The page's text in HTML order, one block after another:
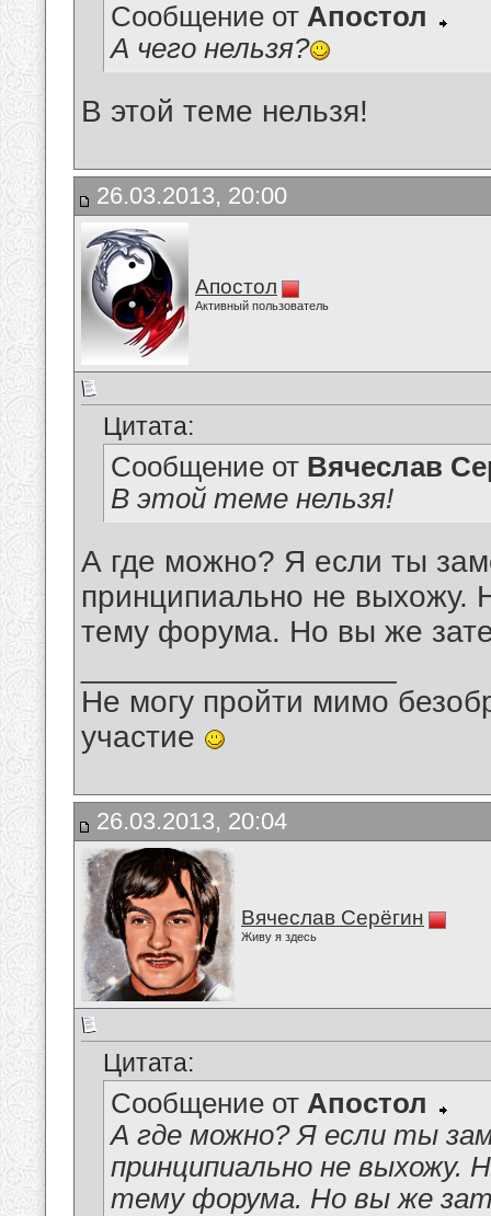
Сообщение от Апостол
А чего нельзя?
В этой теме нельзя!
26.03.2013, 20:00
Апостол
Активный пользователь
Цитата:
Сообщение от Вячеслав
В этой теме нельзя!
А где можно? Я если ты
принципиально не выхожу.
тему форума. Но вы же
Не могу пройти мимо
участие
26.03.2013, 20:04
Вячеслав Серёгин
Живу я здесь
Цитата:
Сообщение от Апостол
А где можно? Я если ты
принципиально не выхожу.
тему форума. Но вы же